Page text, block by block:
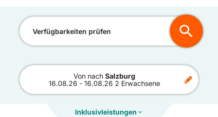
Verfügbarkeiten prüfen
Von nach Salzburg
16.08.26 - 16.08.26 2 Erwachsene
Inklusivleistungen